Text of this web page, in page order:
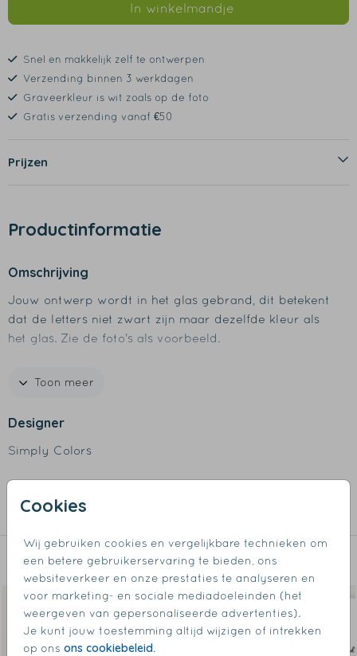
Cookies
Wij gebruiken cookies en vergelijkbare technieken om
een betere gebruikerservaring te bieden, ons
websiteverkeer en onze prestaties te analyseren en
voor marketing- en sociale mediadoeleinden (het
weergeven van gepersonaliseerde advertenties).
Je kunt jouw toestemming altijd wijzigen of intrekken
op ons ons cookiebeleid.
In winkelmandje
Snel en makkelijk zelf te ontwerpen
Verzending binnen 3 werkdagen
Graveerkleur is wit zoals op de foto
Gratis verzending vanaf €50
Prijzen
Productinformatie
Omschrijving
Jouw ontwerp wordt in het glas gebrand, dit betekent
dat de letters niet zwart zijn maar dezelfde kleur als
het glas. Zie de foto's als voorbeeld.
Productspecificaties
- Materiaal: glas
- Design wordt in het glas gegraveerd
Toon meer
Designer
Simply Colors
Collectie
Bierglazen
Dit vind je misschien ook leuk